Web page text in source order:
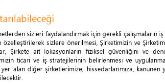
sizleri faydalandırmak için gerekli çalışmaların
özelleştirilerek sizlere önerilmesi, Şirketimizin ve
Şirkete ait lokasyonların fiziksel güvenliğini ve
ticari ve iş stratejilerinin belirlenmesi ve
alan diğer şirketlerimize, hissedarlarımıza,